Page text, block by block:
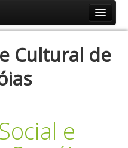
Cultural de